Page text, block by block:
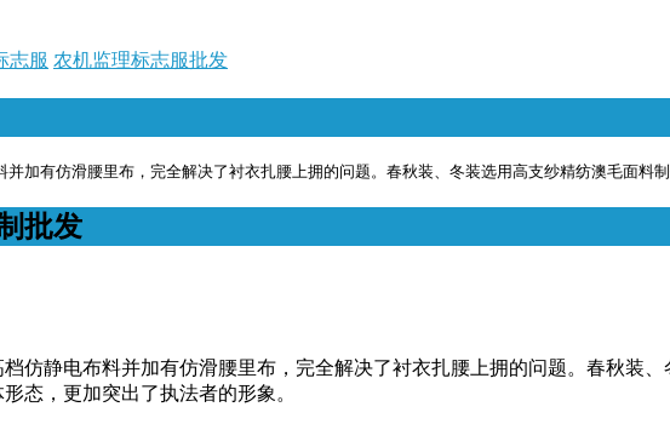
志服 农机监理标志服批发
加有仿滑腰里布，完全解决了衬衣扎腰上拥的问题。春秋装、冬装选用高支纱精纺澳毛面
批发
档仿静电布料并加有仿滑腰里布，完全解决了衬衣扎腰上拥的问题。春秋装
态，更加突出了执法者的形象。